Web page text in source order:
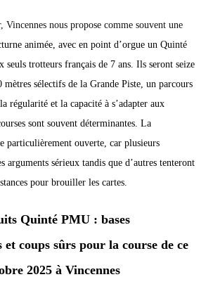
Vincennes nous propose comme souvent une
animée, avec en point d’orgue un Quinté
seuls trotteurs français de 7 ans. Ils seront seize
mètres sélectifs de la Grande Piste, un parcours
régularité et la capacité à s’adapter aux
sont souvent déterminantes. La
particulièrement ouverte, car plusieurs
arguments sérieux tandis que d’autres tenteront
pour brouiller les cartes.
Quinté PMU : bases
coups sûrs pour la course de ce
2025 à Vincennes